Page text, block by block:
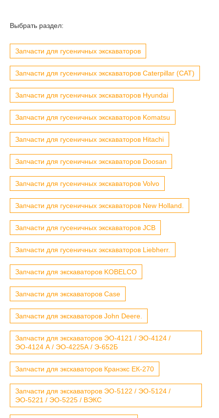
Выбрать раздел:
Запчасти для гусеничных экскаваторов
Запчасти для гусеничных экскаваторов Caterpillar (CAT)
Запчасти для гусеничных экскаваторов Hyundai
Запчасти для гусеничных экскаваторов Komatsu
Запчасти для гусеничных экскаваторов Hitachi
Запчасти для гусеничных экскаваторов Doosan
Запчасти для гусеничных экскаваторов Volvo
Запчасти для гусеничных экскаваторов New Holland.
Запчасти для гусеничных экскаваторов JCB
Запчасти для гусеничных экскаваторов Liebherr.
Запчасти для экскаваторов KOBELCO
Запчасти для экскаваторов Case
Запчасти для экскаваторов John Deere.
Запчасти для экскаваторов ЭО-4121 / ЭО-4124 /
ЭО-4124 А / ЭО-4225А / Э-652Б
Запчасти для экскаваторов Кранэкс ЕК-270
Запчасти для экскаваторов ЭО-5122 / ЭО-5124 /
ЭО-5221 / ЭО-5225 / ВЭКС